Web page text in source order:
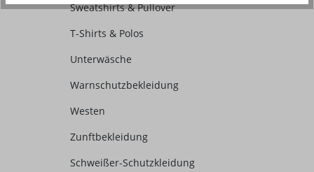
Sweatshirts & Pullover
T-Shirts & Polos
Unterwäsche
Warnschutzbekleidung
Westen
Zunftbekleidung
Schweißer-Schutzkleidung